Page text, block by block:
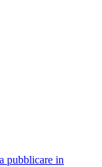
pubblicare in